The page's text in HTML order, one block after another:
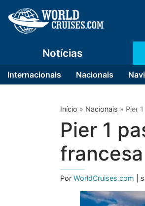
Notícias
Internacionais Nacionais
Início » Nacionais » Pier
Pier 1
Por WorldCruises.com |